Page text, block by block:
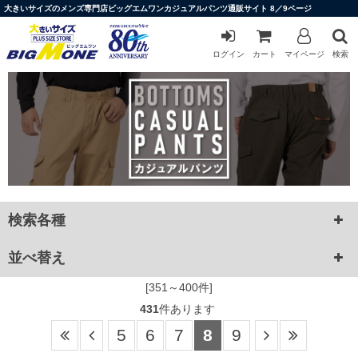
大きいサイズのメンズ専門店ビッグエムワンカジュアルパンツ通販サイト 8／9ページ
ログイン カート マイページ 検索
検索各種
並べ替え
[351～400件]
431件あります
5 6 7 8 9